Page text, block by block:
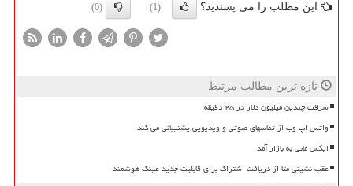
این مطلب را می پسندید؟ (1)
(0)
تازه ترین مطالب مرتبط
سرقت چندین میلیون دلار در ۲۵ دقیقه
واتس اپ وب از تماسهای صوتی و ویدیویی پشتیبانی می کند
ایکس مانی به بازار آمد
عقب نشینی متا از دریافت اشتراک برای قابلیت جدید عینک هوشمند